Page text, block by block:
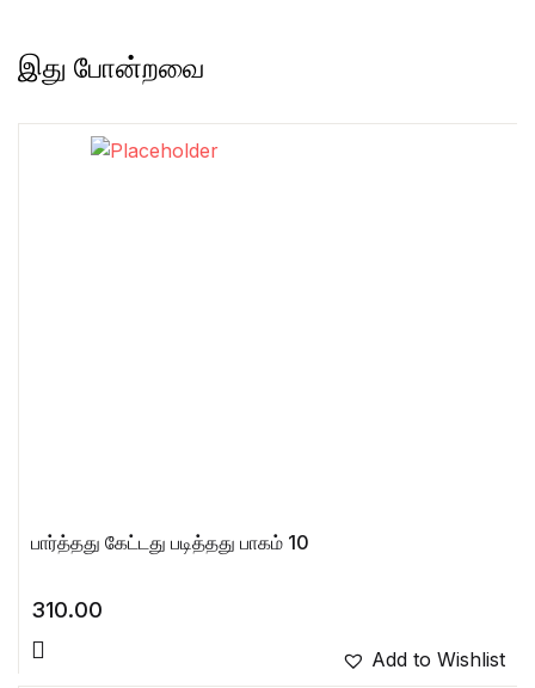
இது போன்றவை
பார்த்தது கேட்டது படித்தது பாகம் 10
310.00
Add to Wishlist